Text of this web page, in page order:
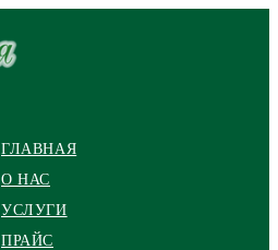
ГЛАВНАЯ
О НАС
УСЛУГИ
ПРАЙС